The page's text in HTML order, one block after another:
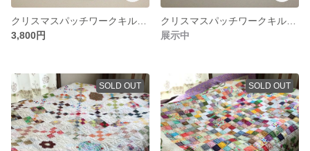
3,800円
展示中
SOLD OUT SOLD OUT